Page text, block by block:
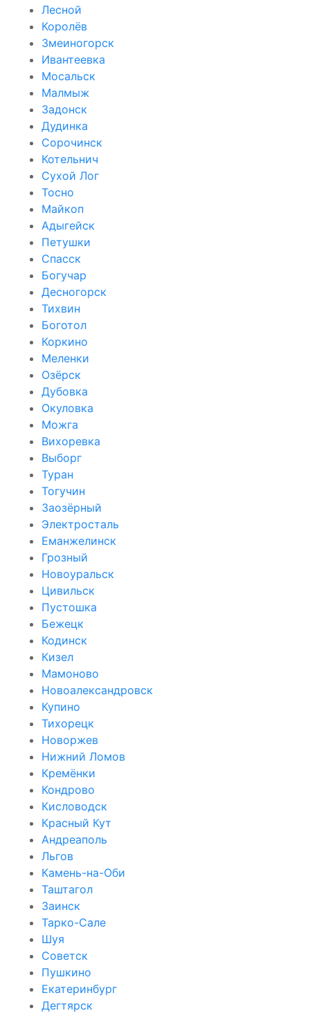
Лесной
Королёв
Змеиногорск
Ивантеевка
Мосальск
Малмыж
Задонск
Дудинка
Сорочинск
Котельнич
Сухой Лог
Тосно
Майкоп
Адыгейск
Петушки
Спасск
Богучар
Десногорск
Тихвин
Боготол
Коркино
Меленки
Озёрск
Дубовка
Окуловка
Можга
Вихоревка
Выборг
Туран
Тогучин
Заозёрный
Электросталь
Еманжелинск
Грозный
Новоуральск
Цивильск
Пустошка
Бежецк
Кодинск
Кизел
Мамоново
Новоалександровск
Купино
Тихорецк
Новоржев
Нижний Ломов
Кремёнки
Кондрово
Кисловодск
Красный Кут
Андреаполь
Льгов
Камень-на-Оби
Таштагол
Заинск
Тарко-Сале
Шуя
Советск
Пушкино
Екатеринбург
Дегтярск